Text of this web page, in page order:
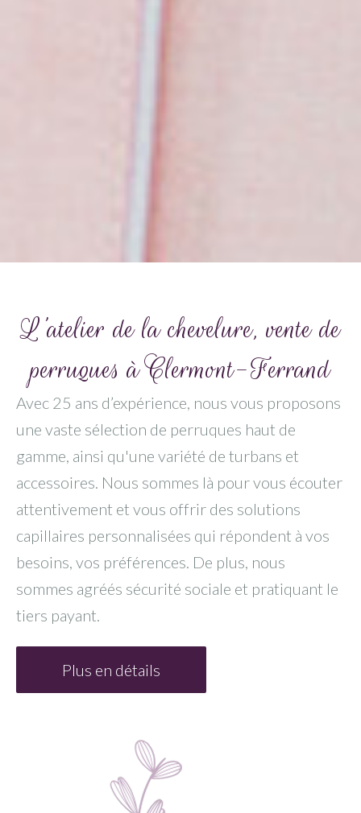
L'atelier de la chevelure, vente de
perruques à Clermont-Ferrand
Avec 25 ans d’expérience, nous vous proposons
une vaste sélection de perruques haut de
gamme, ainsi qu'une variété de turbans et
accessoires. Nous sommes là pour vous écouter
attentivement et vous offrir des solutions
capillaires personnalisées qui répondent à vos
besoins, vos préférences. De plus, nous
sommes agréés sécurité sociale et pratiquant le
tiers payant.
Plus en détails